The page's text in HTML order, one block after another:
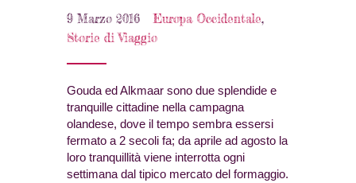
9 Marzo 2016 Europa Occidentale,
Storie di Viaggio
Gouda ed Alkmaar sono due splendide e
tranquille cittadine nella campagna
olandese, dove il tempo sembra essersi
fermato a 2 secoli fa; da aprile ad agosto la
loro tranquillità viene interrotta ogni
settimana dal tipico mercato del formaggio.